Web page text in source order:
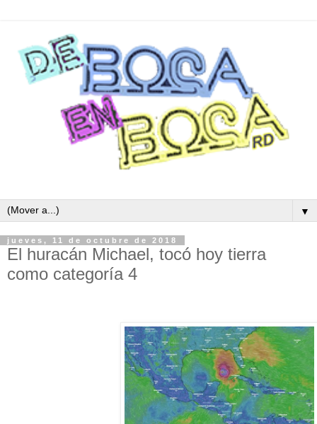
▼
jueves, 11 de octubre de 2018
El huracán Michael, tocó hoy tierra
como categoría 4